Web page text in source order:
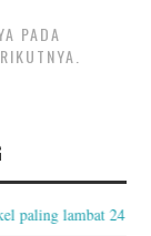
PADA
paling lambat 24